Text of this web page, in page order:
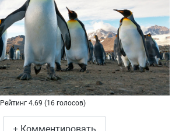
Рейтинг 4.69 (16 голосов)